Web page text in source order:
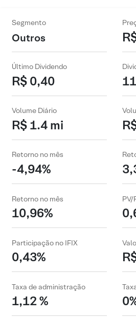
Segmento
Outros
Último Dividendo
R$ 0,40
Volume Diário
R$ 1.4 mi
Retorno no mês
-4,94%
Retorno no mês
10,96%
PV/
Participação no IFIX
0,43%
Taxa de administração
1,12 %